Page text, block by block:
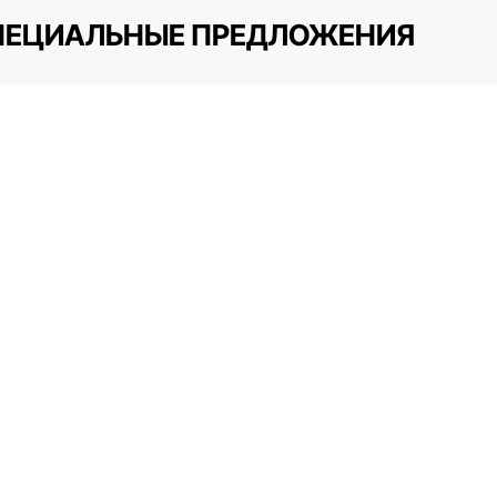
ПРЕДЛОЖЕНИЯ